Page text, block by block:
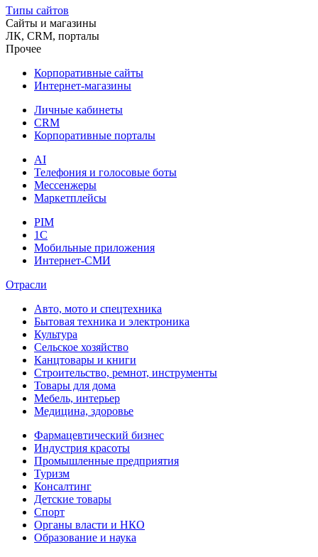
Типы сайтов
Сайты и магазины
ЛК, CRM, порталы
Прочее
Корпоративные сайты
Интернет-магазины
Личные кабинеты
CRM
Корпоративные порталы
AI
Телефония и голосовые боты
Мессенжеры
Маркетплейсы
PIM
1C
Мобильные приложения
Интернет-СМИ
Отрасли
Авто, мото и спецтехника
Бытовая техника и электроника
Культура
Сельское хозяйство
Канцтовары и книги
Строительство, ремнот, инструменты
Товары для дома
Мебель, интерьер
Медицина, здоровье
Фармацевтический бизнес
Индустрия красоты
Промышленные предприятия
Туризм
Консалтинг
Детские товары
Спорт
Органы власти и НКО
Образование и наука